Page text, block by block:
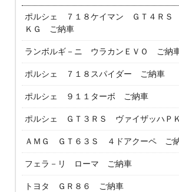
ポルシェ ７１８ケイマン ＧＴ４ＲＳ
ＫＧ ご納車
ランボルギ－ニ ウラカンＥＶＯ ご納
ポルシェ ７１８スパイダー ご納車
ポルシェ ９１１ターボ ご納車
ポルシェ ＧＴ３ＲＳ ヴァイザッハＰ
ＡＭＧ ＧＴ６３Ｓ ４ドアクーペ ご
フェラ－リ ローマ ご納車
トヨタ ＧＲ８６ ご納車